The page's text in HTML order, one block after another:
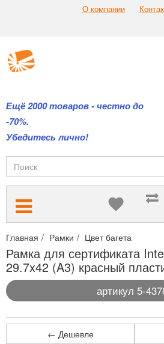
О компании
Ещё 2000 товаров - честно до
-70%.
Убедитесь лично!
Главная Рамки Цвет багета
Рамка для сертификата
29.7x42 (A3) красный
артикул 5-
← Дешевле